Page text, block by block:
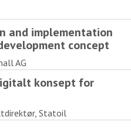
and implementation
concept
AG
konsept for
Statoil